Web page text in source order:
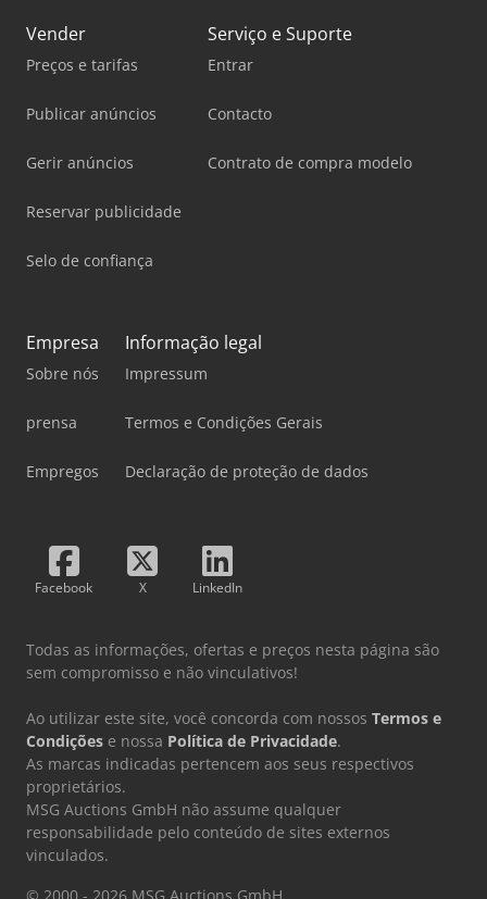
Vender
Preços e tarifas
Publicar anúncios
Gerir anúncios
Reservar publicidade
Selo de confiança
Serviço e Suporte
Entrar
Contacto
Contrato de compra modelo
Empresa
Sobre nós
prensa
Empregos
Informação legal
Impressum
Termos e Condições Gerais
Declaração de proteção de dados
Facebook X LinkedIn
Todas as informações, ofertas e preços nesta página são
sem compromisso e não vinculativos!
Ao utilizar este site, você concorda com nossos Termos e
Condições e nossa Política de Privacidade.
As marcas indicadas pertencem aos seus respectivos
proprietários.
MSG Auctions GmbH não assume qualquer
responsabilidade pelo conteúdo de sites externos
vinculados.